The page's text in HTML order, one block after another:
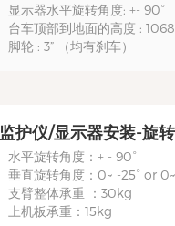
显示器水平旋转角度: +- 90°
台车顶部到地面的高度 :
脚轮 : 3” （均有刹车）
监护仪/显示器安装-旋
水平旋转角度：+ - 90°
垂直旋转角度：0~ -25° or
支臂整体承重 ：30kg
上机板承重：15kg